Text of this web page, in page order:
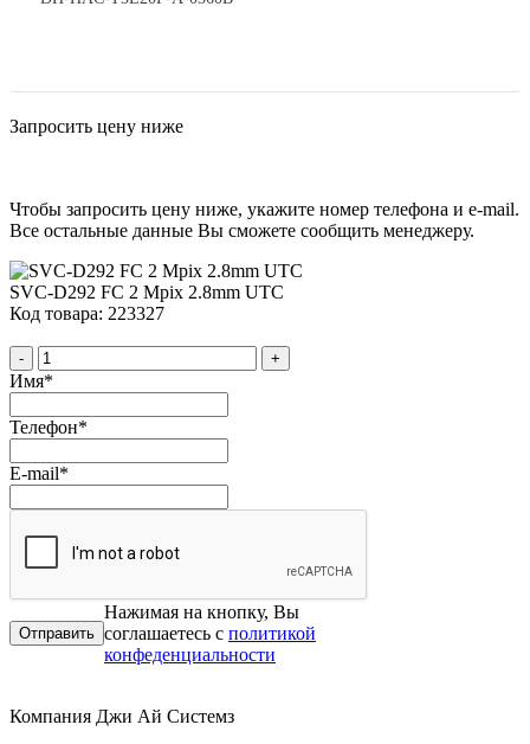
Запросить цену ниже
Чтобы запросить цену ниже, укажите номер телефона и e-mail.
Все остальные данные Вы сможете сообщить менеджеру.
SVC-D292 FC 2 Mpix 2.8mm UTC
Код товара: 223327
- +
Имя*
Телефон*
E-mail*
Нажимая на кнопку, Вы
соглашаетесь с политикой
конфеденциальности
Компания Джи Ай Системз